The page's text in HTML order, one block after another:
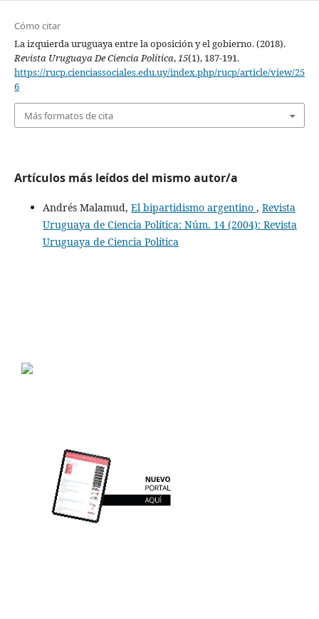
Cómo citar
La izquierda uruguaya entre la oposición y el gobierno. (2018).
Revista Uruguaya De Ciencia Política,15(1), 187-191.
https://rucp.cienciassociales.edu.uy/index.php/rucp/article/view/25
6
Más formatos de cita
Artículos más leídos del mismo autor/a
Andrés Malamud, El bipartidismo argentino , Revista
Uruguaya de Ciencia Política: Núm. 14 (2004): Revista
Uruguaya de Ciencia Política